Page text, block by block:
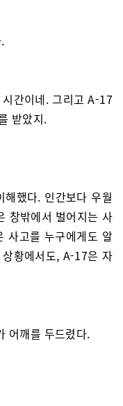
간이네. 그리고 A-17
받았지.
했다. 인간보다 우월
창밖에서 벌어지는 사
사고를 누구에게도 알
황에서도, A-17은 자
어깨를 두드렸다.